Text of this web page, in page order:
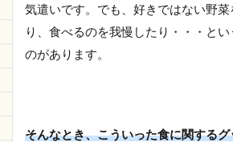
気遣いです。でも、好きではない野菜
り、食べるのを我慢したり・・・と
のがあります。
そんなとき、こういった食に関する